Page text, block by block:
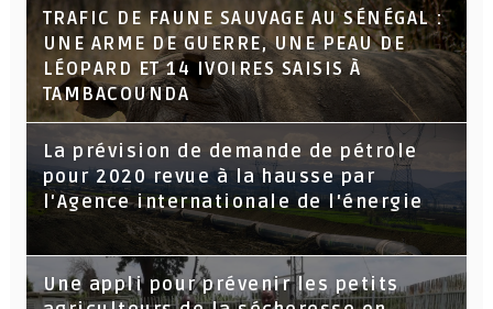
TRAFIC DE FAUNE SAUVAGE AU SÉNÉGAL :
UNE ARME DE GUERRE, UNE PEAU DE
LÉOPARD ET 14 IVOIRES SAISIS À
TAMBACOUNDA
La prévision de demande de pétrole
pour 2020 revue à la hausse par
l'Agence internationale de l'énergie
Une appli pour prévenir les petits